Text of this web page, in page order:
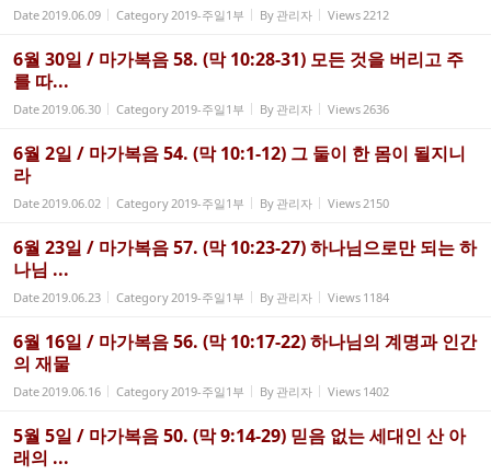
Date2019.06.09 Category2019-주일1부 By 관리자 Views2212
6월 30일 / 마가복음 58. (막 10:28-31) 모든 것을 버리고 주
를 따...
Date2019.06.30 Category2019-주일1부 By 관리자 Views2636
6월 2일 / 마가복음 54. (막 10:1-12) 그 둘이 한 몸이 될지니
라
Date2019.06.02 Category2019-주일1부 By 관리자 Views2150
6월 23일 / 마가복음 57. (막 10:23-27) 하나님으로만 되는 하
나님 ...
Date2019.06.23 Category2019-주일1부 By 관리자 Views 1184
6월 16일 / 마가복음 56. (막 10:17-22) 하나님의 계명과 인간
의 재물
Date2019.06.16 Category2019-주일1부 By 관리자 Views 1402
5월 5일 / 마가복음 50. (막 9:14-29) 믿음 없는 세대인 산 아
래의 ...